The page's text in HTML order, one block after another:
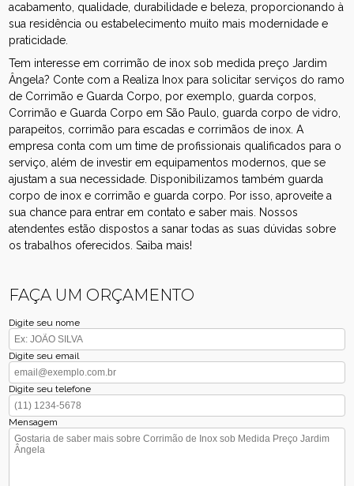
acabamento, qualidade, durabilidade e beleza, proporcionando à
sua residência ou estabelecimento muito mais modernidade e
praticidade.
Tem interesse em corrimão de inox sob medida preço Jardim
Ângela? Conte com a Realiza Inox para solicitar serviços do ramo
de Corrimão e Guarda Corpo, por exemplo, guarda corpos,
Corrimão e Guarda Corpo em São Paulo, guarda corpo de vidro,
parapeitos, corrimão para escadas e corrimãos de inox. A
empresa conta com um time de profissionais qualificados para o
serviço, além de investir em equipamentos modernos, que se
ajustam a sua necessidade. Disponibilizamos também guarda
corpo de inox e corrimão e guarda corpo. Por isso, aproveite a
sua chance para entrar em contato e saber mais. Nossos
atendentes estão dispostos a sanar todas as suas dúvidas sobre
os trabalhos oferecidos. Saiba mais!
FAÇA UM ORÇAMENTO
Digite seu nome
Digite seu email
Digite seu telefone
Mensagem